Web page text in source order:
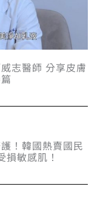
志醫師 分享皮膚
！韓國熱賣國民
敏感肌！